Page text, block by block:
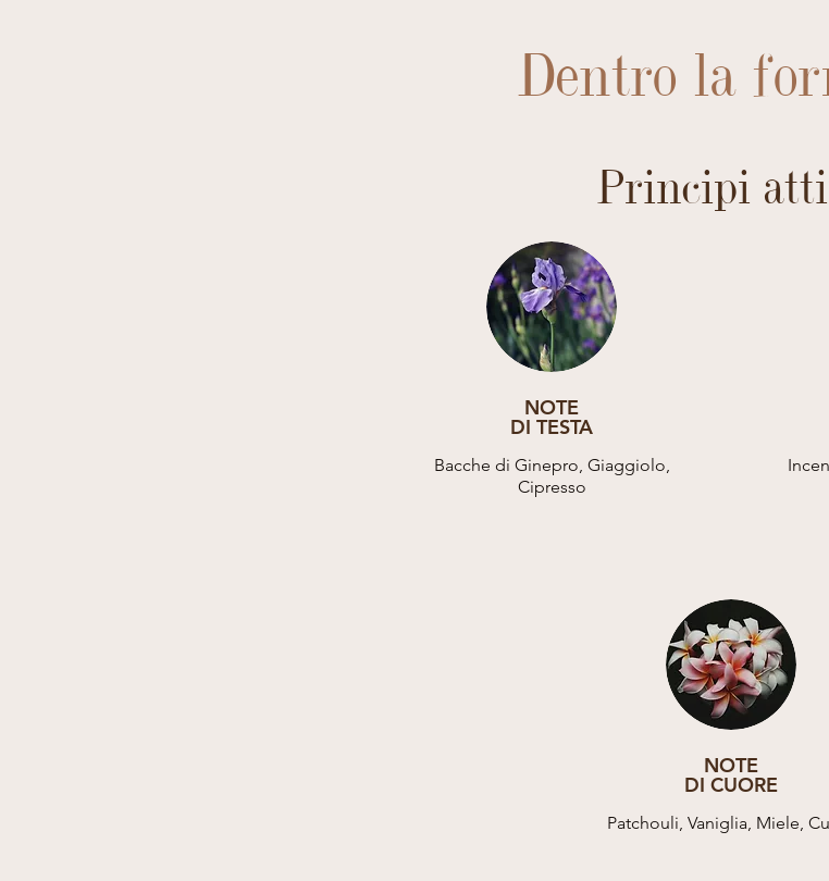
Dentro la
Principi
NOTE
DI TESTA
Bacche di Ginepro, Giaggiolo,
Cipresso
NOTE
DI CUORE
Patchouli, Vaniglia, Miele,